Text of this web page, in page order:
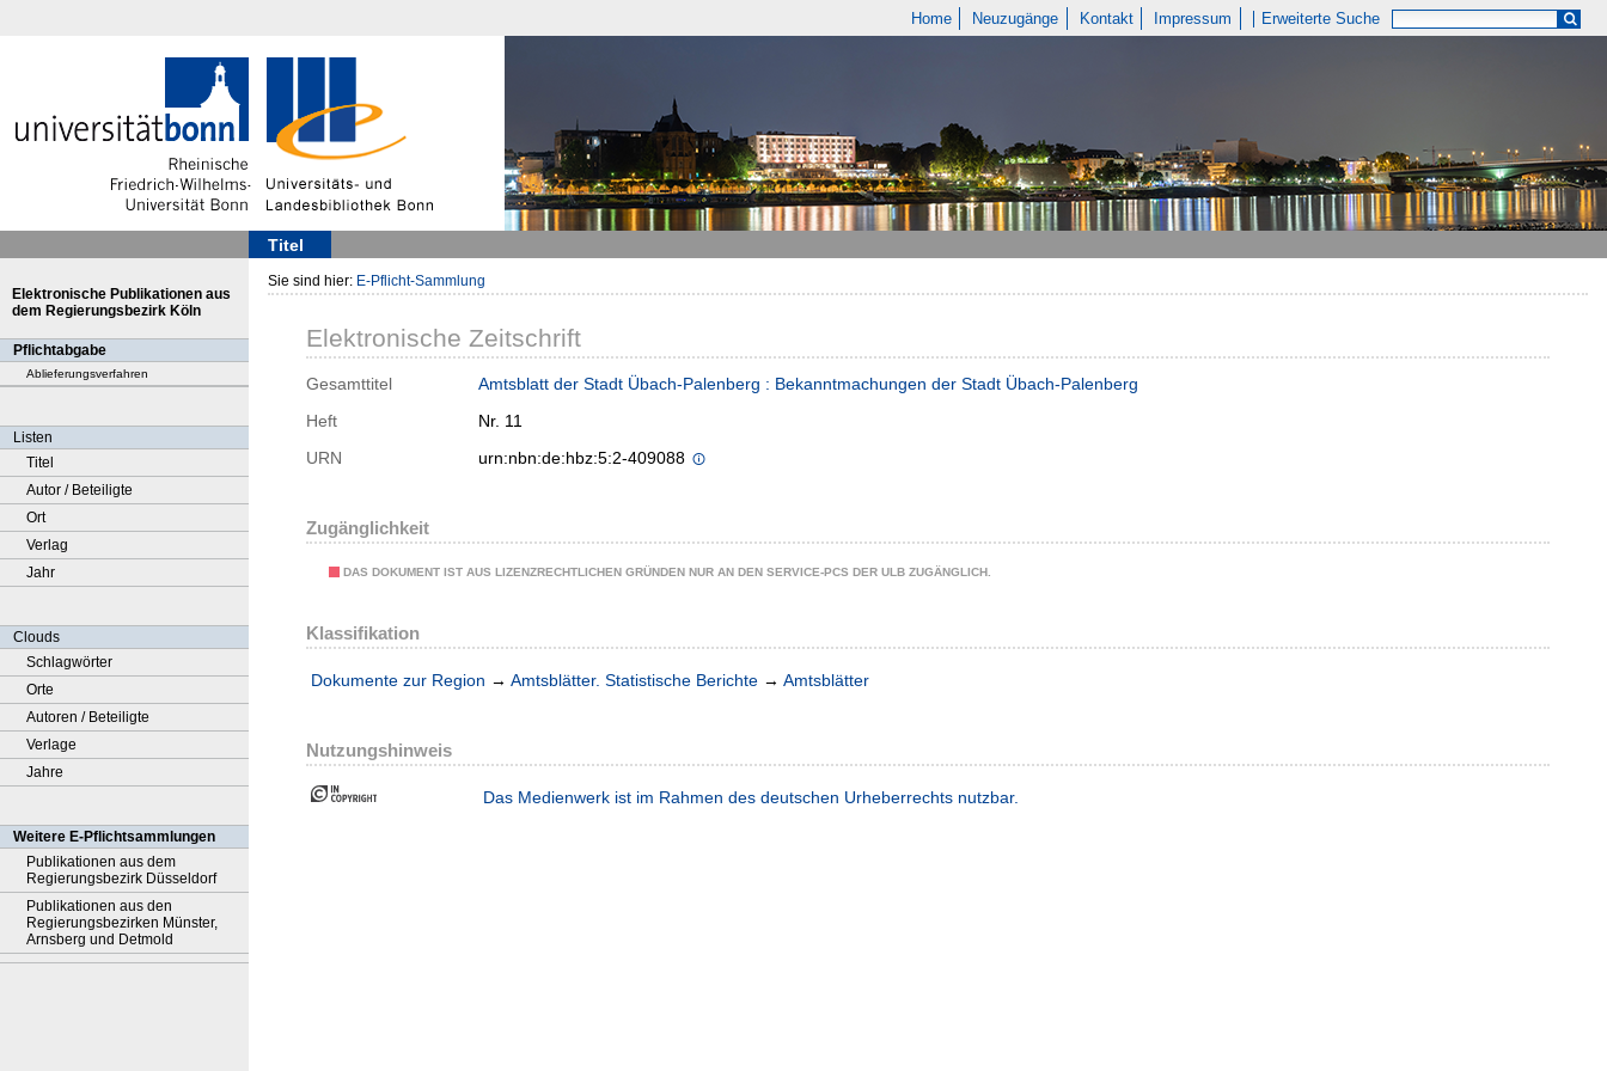
Home Neuzugänge Kontakt Impressum Erweiterte Suche
Titel
Elektronische Publikationen aus
dem Regierungsbezirk Köln
Pflichtabgabe
Ablieferungsverfahren
Listen
Titel
Autor / Beteiligte
Ort
Verlag
Jahr
Clouds
Schlagwörter
Orte
Autoren / Beteiligte
Verlage
Jahre
Weitere E-Pflichtsammlungen
Publikationen aus dem
Regierungsbezirk Düsseldorf
Publikationen aus den
Regierungsbezirken Münster,
Arnsberg und Detmold
Sie sind hier: E-Pflicht-Sammlung
Elektronische Zeitschrift
Gesamttitel
Amtsblatt der Stadt Übach-Palenberg : Bekanntmachungen der Stadt Übach-Palenberg
Heft
Nr. 11
URN
urn:nbn:de:hbz:5:2-409088
Zugänglichkeit
DAS DOKUMENT IST AUS LIZENZRECHTLICHEN GRÜNDEN NUR AN DEN SERVICE-PCS DER ULB ZUGÄNGLICH.
Klassifikation
Dokumente zur Region → Amtsblätter. Statistische Berichte → Amtsblätter
Nutzungshinweis
Das Medienwerk ist im Rahmen des deutschen Urheberrechts nutzbar.